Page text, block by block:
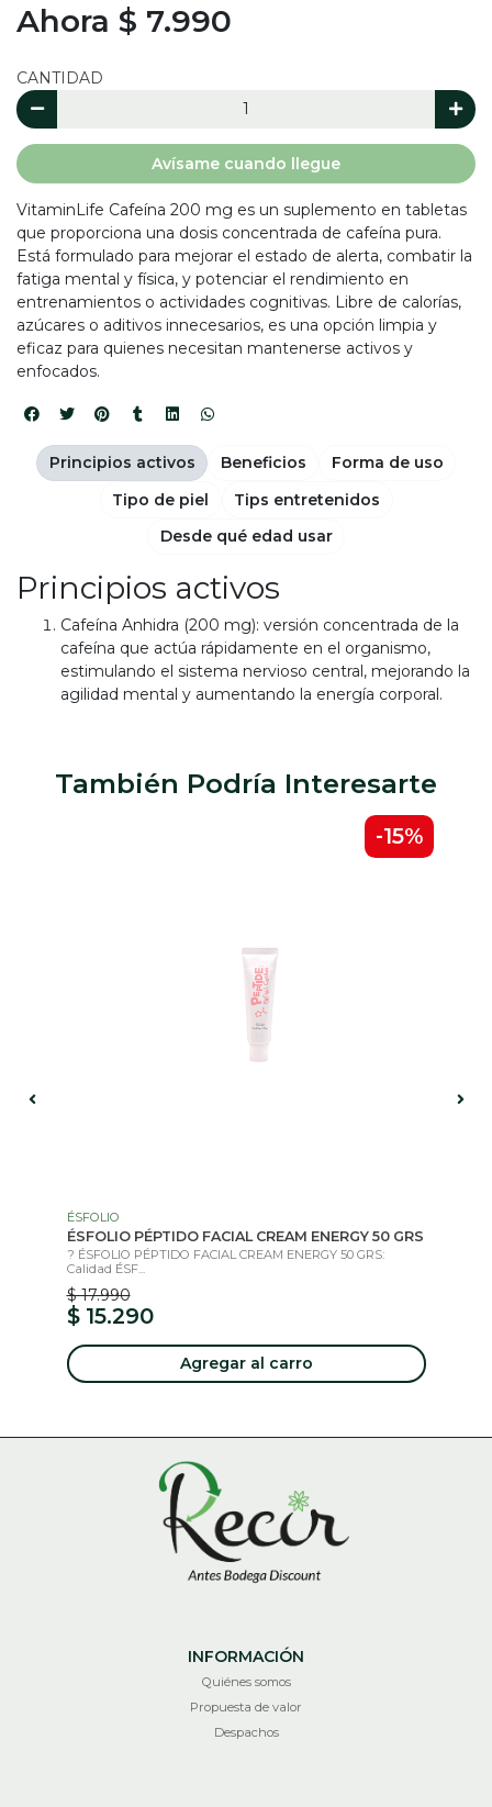
Ahora $ 7.990
CANTIDAD
Avísame cuando llegue
VitaminLife Cafeína 200 mg es un suplemento en tabletas
que proporciona una dosis concentrada de cafeína pura.
Está formulado para mejorar el estado de alerta, combatir la
fatiga mental y física, y potenciar el rendimiento en
entrenamientos o actividades cognitivas. Libre de calorías,
azúcares o aditivos innecesarios, es una opción limpia y
eficaz para quienes necesitan mantenerse activos y
enfocados.
Principios activos
Cafeína Anhidra (200 mg): versión concentrada de la
cafeína que actúa rápidamente en el organismo,
estimulando el sistema nervioso central, mejorando la
agilidad mental y aumentando la energía corporal.
Principios activos Beneficios
Forma de uso
Tipo de piel
Tips entretenidos
Desde qué edad usar
También Podría Interesarte
-15%
ÉSFOLIO
ÉSFOLIO PÉPTIDO FACIAL CREAM ENERGY 50 GRS
? ÉSFOLIO PÉPTIDO FACIAL CREAM ENERGY 50 GRS:
Calidad ÉSF...
$ 17.990
$ 15.290
Agregar al carro
INFORMACIÓN
Quiénes somos
Propuesta de valor
Despachos